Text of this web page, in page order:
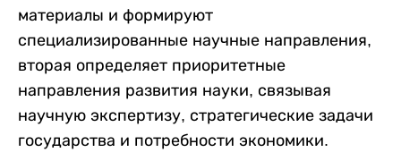
материалы и формируют
специализированные научные направления,
вторая определяет приоритетные
направления развития науки, связывая
научную экспертизу, стратегические задачи
государства и потребности экономики.